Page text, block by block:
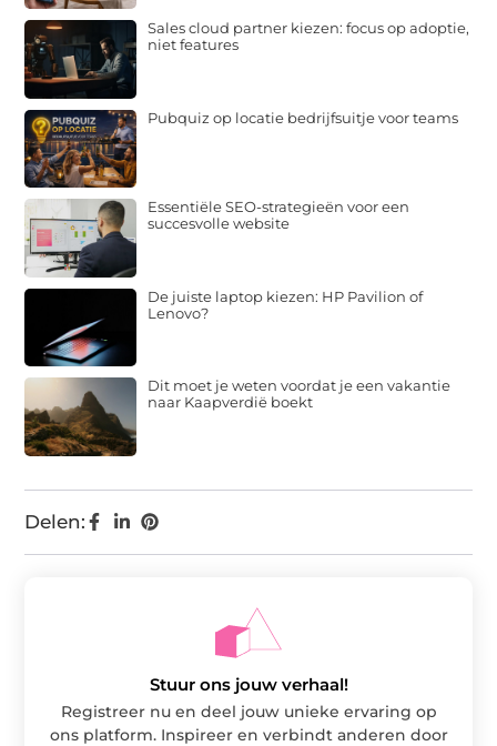
Delen:
Sales cloud partner kiezen: focus op adoptie,
niet features
Pubquiz op locatie bedrijfsuitje voor teams
Essentiële SEO-strategieën voor een
succesvolle website
De juiste laptop kiezen: HP Pavilion of
Lenovo?
Dit moet je weten voordat je een vakantie
naar Kaapverdië boekt
Stuur ons jouw verhaal!
Registreer nu en deel jouw unieke ervaring op
ons platform. Inspireer en verbindt anderen door